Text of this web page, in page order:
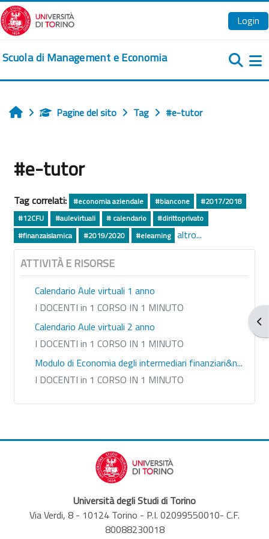
Vai al contenuto principale
Login
Scuola di Management e Economia
HomePagine del sito Tag #e-tutor
#e-tutor
Tag correlati: #economia aziendale #biancone
#2017/2018
#12CFU
#aulevirtuali # calendario
#dirittoprivato
#finanzaislamica
#2019/2020 #elearning altro...
ATTIVITÀ E RISORSE
Calendario Aule virtuali 1 anno
I DOCENTI in 1 CORSO IN 1 MINUTO
Calendario Aule virtuali 2 anno
I DOCENTI in 1 CORSO IN 1 MINUTO
Modulo di Economia degli intermediari finanziari&n...
I DOCENTI in 1 CORSO IN 1 MINUTO
Università degli Studi di Torino
Via Verdi, 8 - 10124 Torino - P.I. 02099550010- C.F.
80088230018